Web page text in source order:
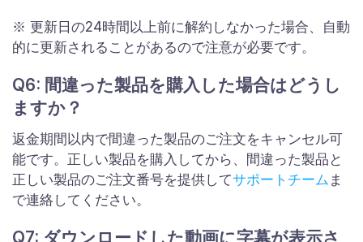
※ 更新日の24時間以上前に解約しなかった場合、自動
的に更新されることがあるので注意が必要です。
Q6: 間違った製品を購入した場合はどうし
ますか？
返金期間以内で間違った製品のご注文をキャンセル可
能です。正しい製品を購入してから、間違った製品と
正しい製品のご注文番号を提供してサポートチーム ま
で連絡してください。
Q7: ダウンロードした動画に字幕が表示さ